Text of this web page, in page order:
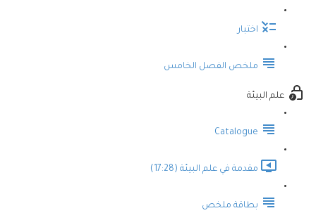
اختبار
ملخص الفصل الخامس
علم البيئة
Catalogue
مقدمة في علم البيئة (17:28)
بطاقة ملخص